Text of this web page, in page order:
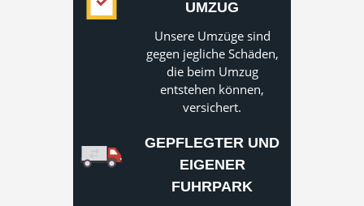
UMZUG
Unsere Umzüge sind
gegen jegliche Schäden,
die beim Umzug
entstehen können,
versichert.
GEPFLEGTER UND
EIGENER
FUHRPARK